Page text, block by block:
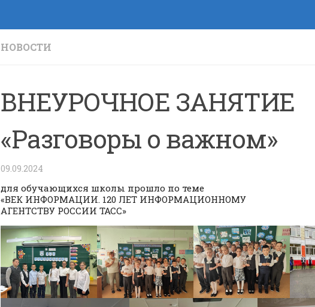
НОВОСТИ
ВНЕУРОЧНОЕ ЗАНЯТИЕ
«Разговоры о важном»
09.09.2024
для обучающихся школы прошло по теме
«ВЕК ИНФОРМАЦИИ. 120 ЛЕТ ИНФОРМАЦИОННОМУ
АГЕНТСТВУ РОССИИ ТАСС»